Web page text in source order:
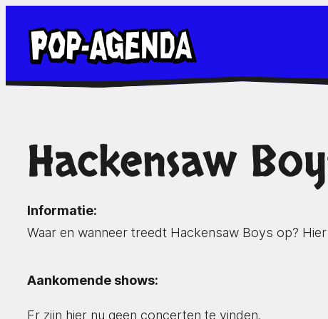
naar
inhoud
Hackensaw
Informatie:
Waar en wanneer treedt Hackensaw Boys op?
Aankomende shows:
Er zijn hier nu geen concerten te vinden.